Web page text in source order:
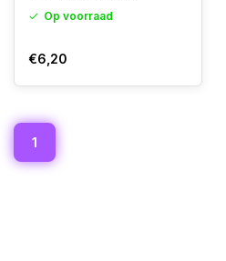
Op voorraad
€6,20
1